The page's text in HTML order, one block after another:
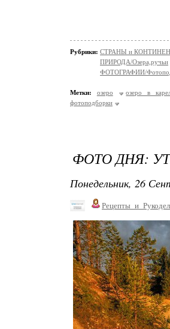
Рубрики: СТРАНЫ и
ПРИРОДА/Озера,ручьи
ФОТОГРАФИИ/
Метки: озеро
озеро в
фотоподборки
ФОТО ДНЯ:
Понедельник, 26